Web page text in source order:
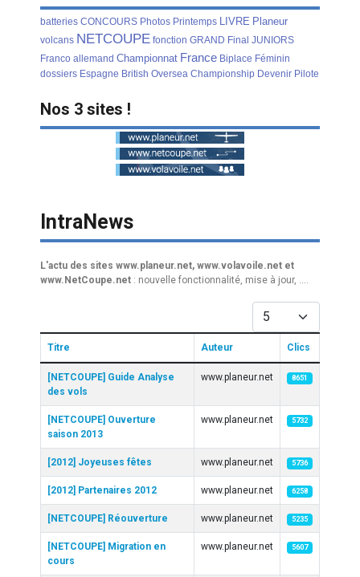
batteries CONCOURS Photos Printemps LIVRE Planeur
volcans NETCOUPE fonction GRAND Final JUNIORS
Franco allemand Championnat France Biplace Féminin
dossiers Espagne British Oversea Championship Devenir Pilote
Nos 3 sites !
IntraNews
L'actu des sites www.planeur.net, www.volavoile.net et
www.NetCoupe.net : nouvelle fonctionnalité, mise à jour, ....
Afficher #
Titre Auteur Clics
[NETCOUPE] Guide Analyse
des vols
www.planeur.net 8651
[NETCOUPE] Ouverture
saison 2013
www.planeur.net 5732
[2012] Joyeuses fêtes www.planeur.net 5736
[2012] Partenaires 2012 www.planeur.net 6258
[NETCOUPE] Réouverture www.planeur.net 5235
[NETCOUPE] Migration en
cours
www.planeur.net 5607